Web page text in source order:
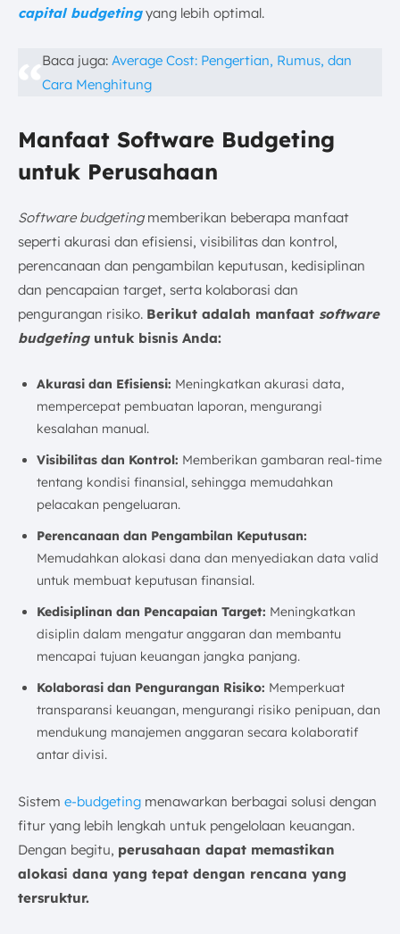
capital budgetingyang lebih optimal.
Baca juga:Average Cost: Pengertian, Rumus, dan
Cara Menghitung
Manfaat Software Budgeting
untuk Perusahaan
Software budgetingmemberikan beberapa manfaat
seperti akurasi dan efisiensi, visibilitas dan kontrol,
perencanaan dan pengambilan keputusan, kedisiplinan
dan pencapaian target, serta kolaborasi dan
pengurangan risiko. Berikut adalah manfaat software
budgetinguntuk bisnis Anda:
Akurasi dan Efisiensi: Meningkatkan akurasi data,
mempercepat pembuatan laporan, mengurangi
kesalahan manual.
Visibilitas dan Kontrol: Memberikan gambaran real-time
tentang kondisi finansial, sehingga memudahkan
pelacakan pengeluaran.
Perencanaan dan Pengambilan Keputusan:
Memudahkan alokasi dana dan menyediakan data valid
untuk membuat keputusan finansial.
Kedisiplinan dan Pencapaian Target: Meningkatkan
disiplin dalam mengatur anggaran dan membantu
mencapai tujuan keuangan jangka panjang.
Kolaborasi dan Pengurangan Risiko: Memperkuat
transparansi keuangan, mengurangi risiko penipuan, dan
mendukung manajemen anggaran secara kolaboratif
antar divisi.
Sistem e-budgeting menawarkan berbagai solusi dengan
fitur yang lebih lengkah untuk pengelolaan keuangan.
Dengan begitu, perusahaan dapat memastikan
alokasi dana yang tepat dengan rencana yang
tersruktur.